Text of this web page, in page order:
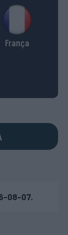
França
08-07.